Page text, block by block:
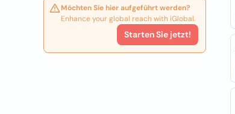
Möchten Sie hier aufgeführt werden?
Enhance your global reach with iGlobal.
Starten Sie jetzt!